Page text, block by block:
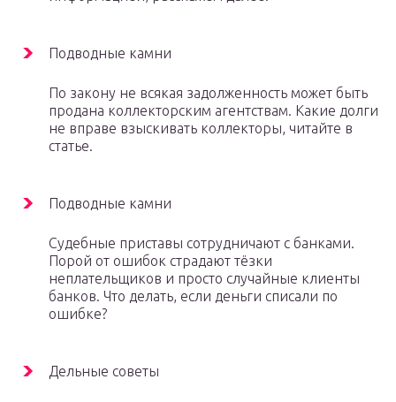
Подводные камни
По закону не всякая задолженность может быть
продана коллекторским агентствам. Какие долги
не вправе взыскивать коллекторы, читайте в
статье.
Подводные камни
Судебные приставы сотрудничают с банками.
Порой от ошибок страдают тёзки
неплательщиков и просто случайные клиенты
банков. Что делать, если деньги списали по
ошибке?
Дельные советы